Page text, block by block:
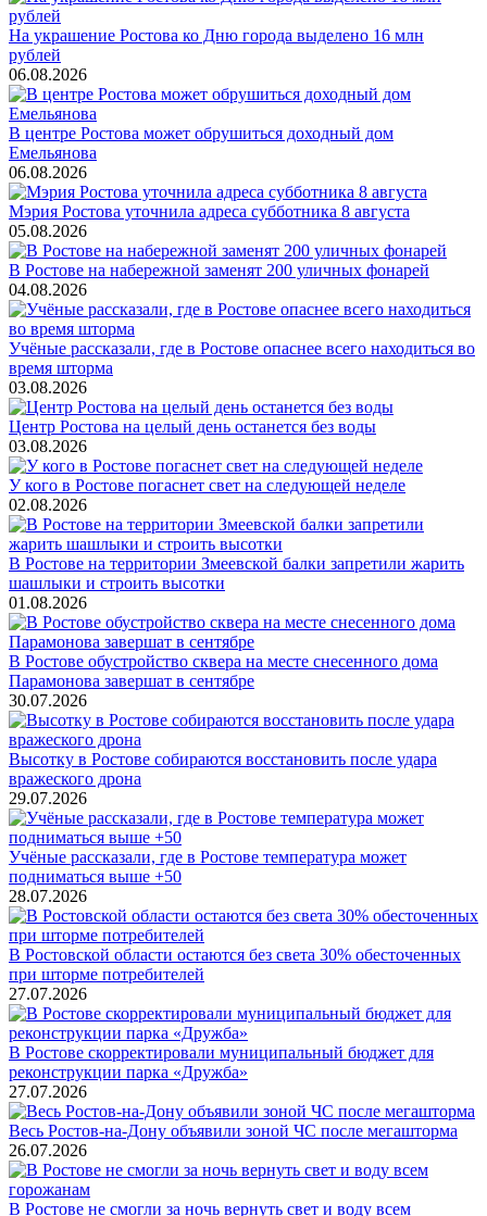
На украшение Ростова ко Дню города выделено 16 млн
рублей
06.08.2026
В центре Ростова может обрушиться доходный дом
Емельянова
06.08.2026
Мэрия Ростова уточнила адреса субботника 8 августа
05.08.2026
В Ростове на набережной заменят 200 уличных фонарей
04.08.2026
Учёные рассказали, где в Ростове опаснее всего находиться во
время шторма
03.08.2026
Центр Ростова на целый день останется без воды
03.08.2026
У кого в Ростове погаснет свет на следующей неделе
02.08.2026
В Ростове на территории Змеевской балки запретили жарить
шашлыки и строить высотки
01.08.2026
В Ростове обустройство сквера на месте снесенного дома
Парамонова завершат в сентябре
30.07.2026
Высотку в Ростове собираются восстановить после удара
вражеского дрона
29.07.2026
Учёные рассказали, где в Ростове температура может
подниматься выше +50
28.07.2026
В Ростовской области остаются без света 30% обесточенных
при шторме потребителей
27.07.2026
В Ростове скорректировали муниципальный бюджет для
реконструкции парка «Дружба»
27.07.2026
Весь Ростов-на-Дону объявили зоной ЧС после мегашторма
26.07.2026
В Ростове не смогли за ночь вернуть свет и воду всем